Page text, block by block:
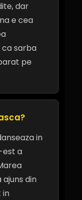
dar
e cea
ca sarba
pe
in
est a
ajuns din
in